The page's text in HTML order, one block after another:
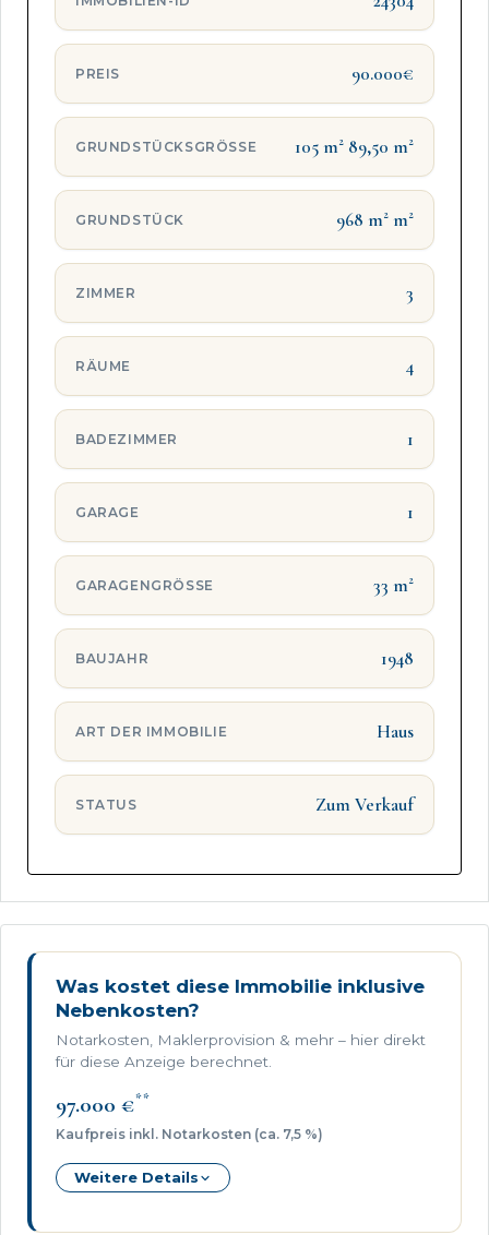
PREIS 90.000€
GRUNDSTÜCKSGRÖSSE 105 m² 89,50 m²
GRUNDSTÜCK 968 m² m²
ZIMMER 3
RÄUME 4
BADEZIMMER 1
GARAGE 1
GARAGENGRÖSSE 33 m²
BAUJAHR 1948
ART DER IMMOBILIE Haus
STATUS Zum Verkauf
Was kostet diese Immobilie inklusive
Nebenkosten?
Notarkosten, Maklerprovision & mehr – hier direkt
für diese Anzeige berechnet.
97.000 €**
Kaufpreis inkl. Notarkosten (ca. 7,5 %)
Weitere Details